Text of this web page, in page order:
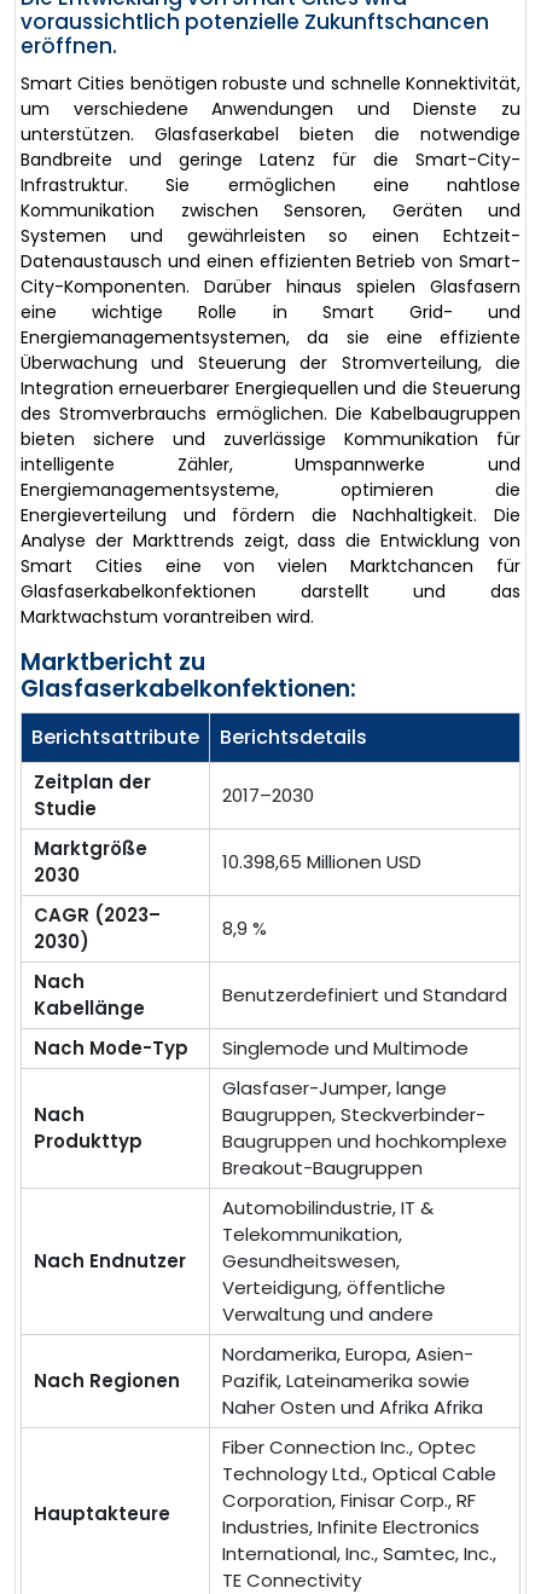
voraussichtlich potenzielle Zukunftschancen
eröffnen.
Smart Cities benötigen robuste und schnelle Konnektivität,
um verschiedene Anwendungen und Dienste zu
unterstützen. Glasfaserkabel bieten die notwendige
Bandbreite und geringe Latenz für die Smart-City-
Infrastruktur. Sie ermöglichen eine nahtlose
Kommunikation zwischen Sensoren, Geräten und
Systemen und gewährleisten so einen Echtzeit-
Datenaustausch und einen effizienten Betrieb von Smart-
City-Komponenten. Darüber hinaus spielen Glasfasern
eine wichtige Rolle in Smart Grid- und
Energiemanagementsystemen, da sie eine effiziente
Überwachung und Steuerung der Stromverteilung, die
Integration erneuerbarer Energiequellen und die Steuerung
des Stromverbrauchs ermöglichen. Die Kabelbaugruppen
bieten sichere und zuverlässige Kommunikation für
intelligente Zähler, Umspannwerke und
Energiemanagementsysteme, optimieren die
Energieverteilung und fördern die Nachhaltigkeit. Die
Analyse der Markttrends zeigt, dass die Entwicklung von
Smart Cities eine von vielen Marktchancen für
Glasfaserkabelkonfektionen darstellt und das
Marktwachstum vorantreiben wird.
Marktbericht zu
Glasfaserkabelkonfektionen:
Berichtsattribute Berichtsdetails
Zeitplan der
Studie
2017–2030
Marktgröße
2030
10.398,65 Millionen USD
CAGR (2023–
2030)
8,9 %
Nach
Kabellänge
Benutzerdefiniert und Standard
Nach Mode-Typ Singlemode und Multimode
Nach
Produkttyp
Glasfaser-Jumper, lange
Baugruppen, Steckverbinder-
Baugruppen und hochkomplexe
Breakout-Baugruppen
Nach Endnutzer
Automobilindustrie, IT &
Telekommunikation,
Gesundheitswesen,
Verteidigung, öffentliche
Verwaltung und andere
Nach Regionen
Nordamerika, Europa, Asien-
Pazifik, Lateinamerika sowie
Naher Osten und Afrika Afrika
Hauptakteure
Fiber Connection Inc., Optec
Technology Ltd., Optical Cable
Corporation, Finisar Corp., RF
Industries, Infinite Electronics
International, Inc., Samtec, Inc.,
TE Connectivity